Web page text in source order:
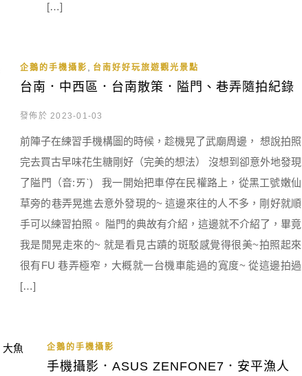
[…]
企鵝的手機攝影 台南好好玩旅遊觀光景點
台南．中西區．台南散策．隘門、巷弄隨拍紀錄
發佈於 2023-01-03
前陣子在練習手機構圖的時候，趁機晃了武廟周邊， 想說拍照
完去買古早味花生糖剛好（完美的想法） 沒想到卻意外地發現
了隘門（音:ㄞˋ) 我一開始把車停在民權路上，從黑工號嫩仙
草旁的巷弄晃進去意外發現的~ 這邊來往的人不多，剛好就順
手可以練習拍照。 隘門的典故有介紹，這邊就不介紹了，畢竟
我是閒晃走來的~ 就是看見古蹟的斑駁感覺得很美~拍照起來
很有FU 巷弄極窄，大概就一台機車能過的寬度~ 從這邊拍過
[…]
企鵝的手機攝影
手機攝影．ASUS ZENFONE7．安平漁人